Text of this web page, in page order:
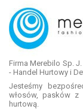
Firma Merebilo Sp.
- Handel Hurtowy i
Jesteśmy
włosów, pasków z
hurtową.